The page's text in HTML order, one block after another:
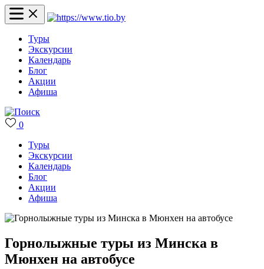
Туры
Экскурсии
Календарь
Блог
Акции
Афиша
0
Туры
Экскурсии
Календарь
Блог
Акции
Афиша
Горнолыжные туры из Минска в
Мюнхен на автобусе